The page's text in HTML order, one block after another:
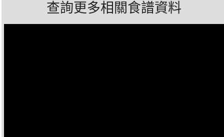
查詢更多相關食譜資料